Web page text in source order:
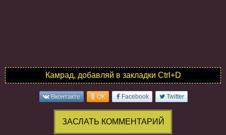
Камрад, добавляй в закладки Ctrl+D
Вконтакте OK Facebook Twitter
ЗАСЛАТЬ КОММЕНТАРИЙ